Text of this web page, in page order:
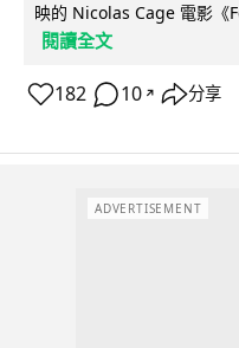
映的 Nicolas Cage 電影《
閱讀全文
182 10 ↗ 分享
ADVERTISEMENT